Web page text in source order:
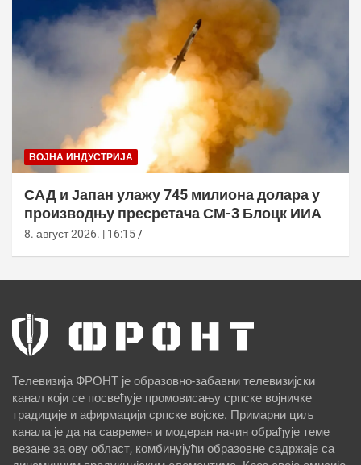
ВОЈНА ИНДУСТРИЈА
САД и Јапан улажу 745 милиона долара у
производњу пресретача СМ-3 Блоцк ИИА
8. август 2026. | 16:15
Телевизија ФРОНТ је образовно-забавни телевизијски
канал који се посвећује промовисању српске војничке
традиције и афирмацији српске војске. Примарни циљ
канала је да на савремен и модеран начин обрађује теме
везане за ову област, комбинујући образовне садржаје са